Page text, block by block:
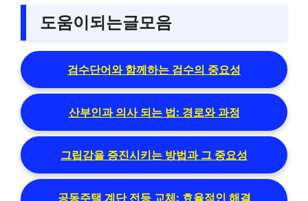
도움이되는글모음
검수단어와 함께하는 검수의 중요성
산부인과 의사 되는 법: 경로와 과정
그립감을 증진시키는 방법과 그 중요성
공동주택 계단 전등 교체: 효율적인 해결